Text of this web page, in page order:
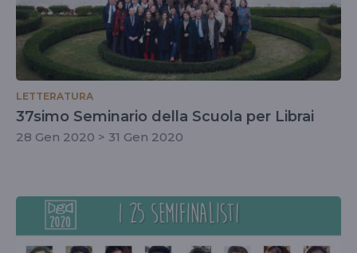
LETTERATURA
37simo Seminario della Scuola per Librai
28 Gen 2020 > 31 Gen 2020